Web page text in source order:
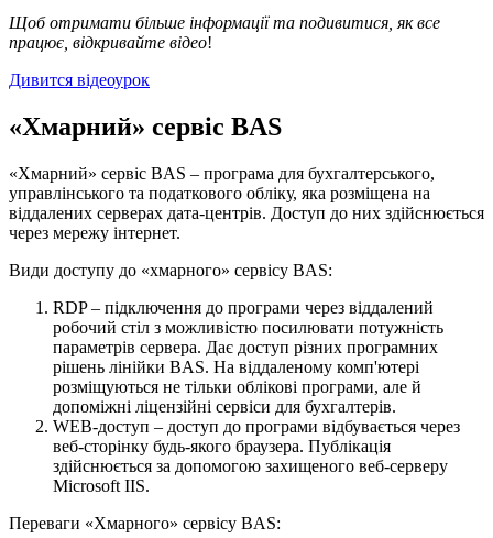
Щоб отримати більше інформації та подивитися, як все
працює, відкривайте відео!
Дивится відеоурок
«Хмарний» сервіс BAS
«Хмарний» сервіс BAS – програма для бухгалтерського,
управлінського та податкового обліку, яка розміщена на
віддалених серверах дата-центрів. Доступ до них здійснюється
через мережу інтернет.
Види доступу до «хмарного» сервісу BAS:
RDP – підключення до програми через віддалений
робочий стіл з можливістю посилювати потужність
параметрів сервера. Дає доступ різних програмних
рішень лінійки BAS. На віддаленому комп'ютері
розміщуються не тільки облікові програми, але й
допоміжні ліцензійні сервіси для бухгалтерів.
WEB-доступ – доступ до програми відбувається через
веб-сторінку будь-якого браузера. Публікація
здійснюється за допомогою захищеного веб-серверу
Microsoft IIS.
Переваги «Хмарного» сервісу BAS: